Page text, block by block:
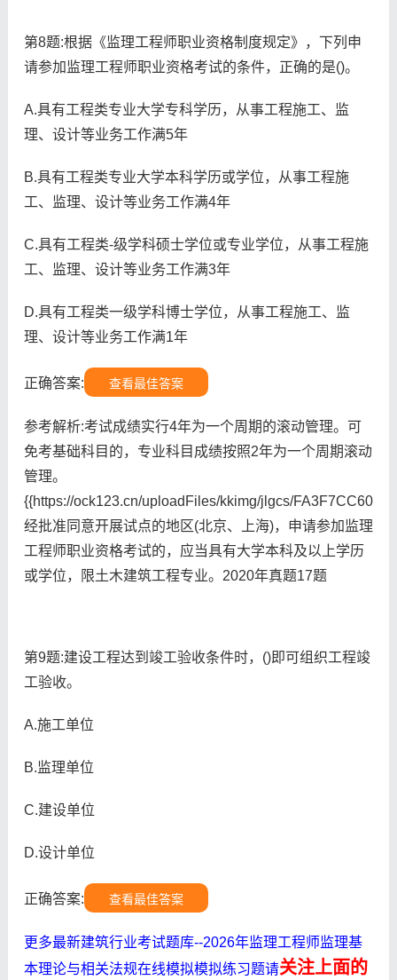
第8题:根据《监理工程师职业资格制度规定》，下列申
请参加监理工程师职业资格考试的条件，正确的是()。
A.具有工程类专业大学专科学历，从事工程施工、监
理、设计等业务工作满5年
B.具有工程类专业大学本科学历或学位，从事工程施
工、监理、设计等业务工作满4年
C.具有工程类-级学科硕士学位或专业学位，从事工程施
工、监理、设计等业务工作满3年
D.具有工程类一级学科博士学位，从事工程施工、监
理、设计等业务工作满1年
正确答案: 查看最佳答案
参考解析:考试成绩实行4年为一个周期的滚动管理。可
免考基础科目的，专业科目成绩按照2年为一个周期滚动
管理。
{{https://ock123.cn/uploadFiles/kkimg/jlgcs/
经批准同意开展试点的地区(北京、上海)，申请参加监理
工程师职业资格考试的，应当具有大学本科及以上学历
或学位，限土木建筑工程专业。2020年真题17题
第9题:建设工程达到竣工验收条件时，()即可组织工程竣
工验收。
A.施工单位
B.监理单位
C.建设单位
D.设计单位
正确答案: 查看最佳答案
更多最新建筑行业考试题库--2026年监理工程师监理基
本理论与相关法规在线模拟模拟练习题请关注上面的